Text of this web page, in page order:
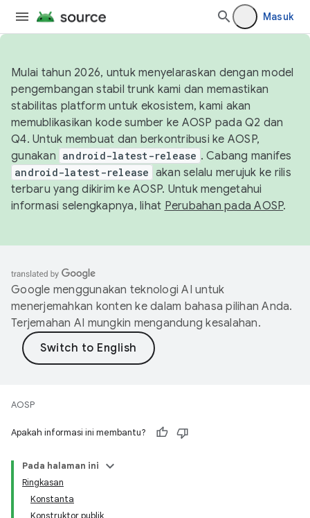
Masuk
Mulai tahun 2026, untuk menyelaraskan dengan model
pengembangan stabil trunk kami dan memastikan
stabilitas platform untuk ekosistem, kami akan
memublikasikan kode sumber ke AOSP pada Q2 dan
Q4. Untuk membuat dan berkontribusi ke AOSP,
gunakan android-latest-release . Cabang manifes
android-latest-release akan selalu merujuk ke rilis
terbaru yang dikirim ke AOSP. Untuk mengetahui
informasi selengkapnya, lihat Perubahan pada AOSP.
Google menggunakan teknologi AI untuk
menerjemahkan konten ke dalam bahasa pilihan Anda.
Terjemahan AI mungkin mengandung kesalahan.
AOSP
Apakah informasi ini membantu?
Pada halaman ini
Ringkasan
Konstanta
Konstruktor publik